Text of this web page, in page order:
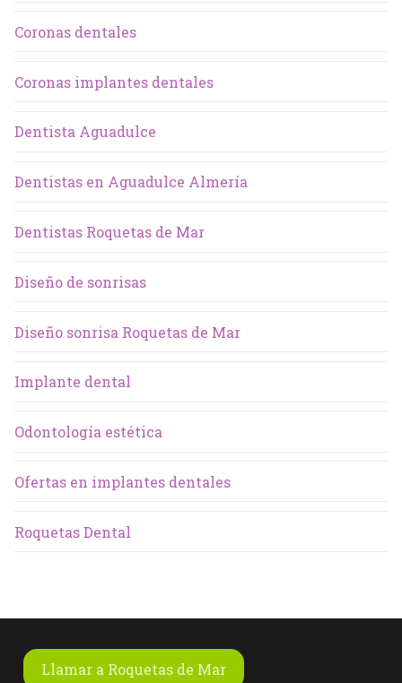
Coronas dentales
Coronas implantes dentales
Dentista Aguadulce
Dentistas en Aguadulce Almería
Dentistas Roquetas de Mar
Diseño de sonrisas
Diseño sonrisa Roquetas de Mar
Implante dental
Odontología estética
Ofertas en implantes dentales
Roquetas Dental
Llamar a Roquetas de Mar